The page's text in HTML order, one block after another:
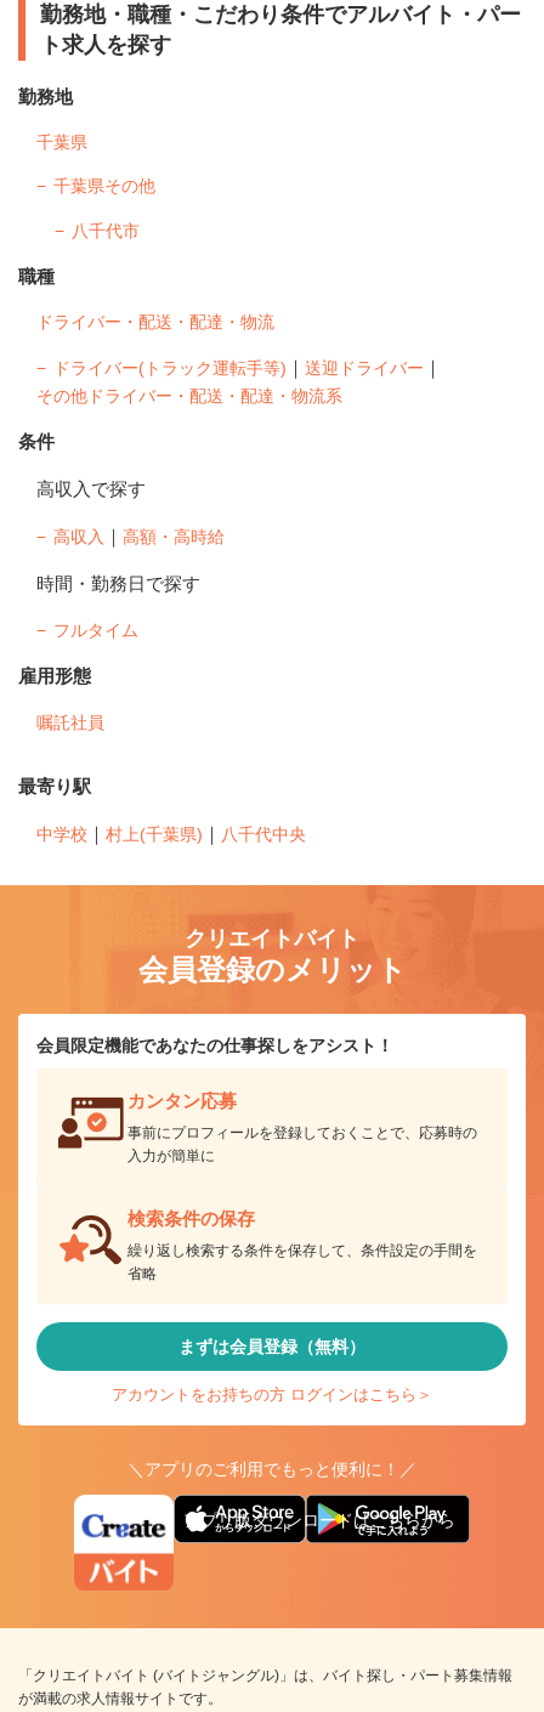
勤務地・職種・こだわり条件でアルバイト・パー
ト求人を探す
勤務地
千葉県
千葉県その他
八千代市
職種
ドライバー・配送・配達・物流
ドライバー(トラック運転手等) ｜ 送迎ドライバー ｜
その他ドライバー・配送・配達・物流系
条件
高収入で探す
高収入 ｜ 高額・高時給
時間・勤務日で探す
フルタイム
雇用形態
嘱託社員
最寄り駅
中学校 ｜ 村上(千葉県) ｜ 八千代中央
クリエイトバイト
会員登録のメリット
会員限定機能であなたの仕事探しをアシスト！
カンタン応募
事前にプロフィールを登録しておくことで、応募時の
入力が簡単に
検索条件の保存
繰り返し検索する条件を保存して、条件設定の手間を
省略
まずは会員登録（無料）
アカウントをお持ちの方 ログインはこちら＞
＼アプリのご利用でもっと便利に！／
アプリ版ダウンロードはこちらから
「クリエイトバイト (バイトジャングル)」は、バイト探し・パート募集情報
が満載の求人情報サイトです。